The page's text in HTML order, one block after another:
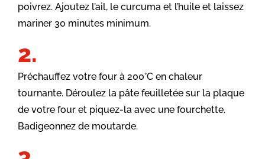
poivrez. Ajoutez l’ail, le curcuma et l’huile et laissez
mariner 30 minutes minimum.
Préchauffez votre four à 200°C en chaleur
tournante. Déroulez la pâte feuilletée sur la plaque
de votre four et piquez-la avec une fourchette.
Badigeonnez de moutarde.